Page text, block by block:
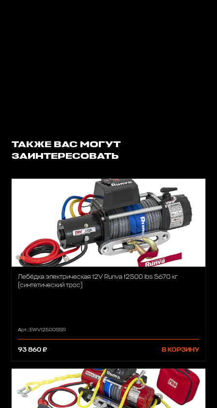
ТАКЖЕ ВАС МОГУТ
ЗАИНТЕРЕСОВАТЬ
Лебёдка электрическая 12V Runva 12500 lbs 5670 кг
(синтетический трос)
Арт.: EWV12500SSR
93 860 ₽ В КОРЗИНУ